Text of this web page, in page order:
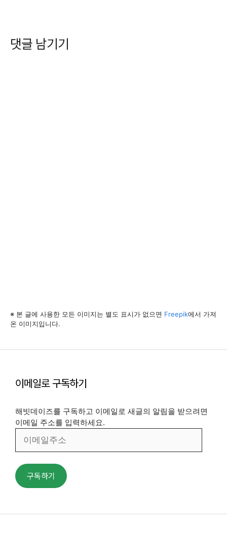
댓글 남기기
※ 본 글에 사용한 모든 이미지는 별도 표시가 없으면 Freepik에서 가져
온 이미지입니다.
이메일로 구독하기
해빗데이즈를 구독하고 이메일로 새글의 알림을 받으려면
이메일 주소를 입력하세요.
일
주
소
구독하기